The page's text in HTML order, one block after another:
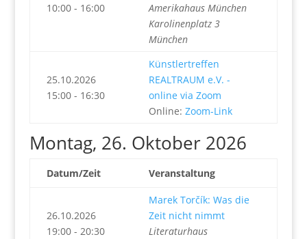
10:00 - 16:00
Amerikahaus München
Karolinenplatz 3
München
25.10.2026
15:00 - 16:30
Künstlertreffen
REALTRAUM e.V. -
online via Zoom
Online: Zoom-Link
Montag, 26. Oktober 2026
Datum/Zeit Veranstaltung
26.10.2026
19:00 - 20:30
Marek Torčík: Was die
Zeit nicht nimmt
Literaturhaus